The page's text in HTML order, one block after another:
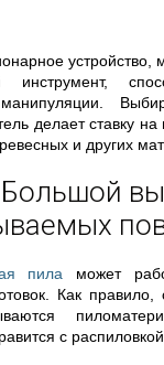
устройство,
инструмент,
делает ставку
и других
Большой
пила может
Как
с